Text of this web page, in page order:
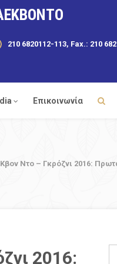
210 6820112-113, Fax.: 210
Επικοινωνία
Ντο – Γκρόζνι 2016:
2016: